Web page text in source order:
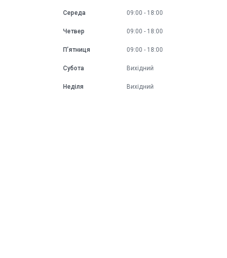
Середа 09:00 18:00
Четвер 09:00 18:00
Пʼятниця 09:00 18:00
Субота Вихідний
Неділя Вихідний